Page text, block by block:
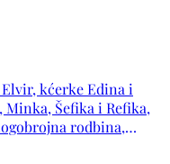
kćerke Edina i
Minka, Šefika i Refika,
rodbina,